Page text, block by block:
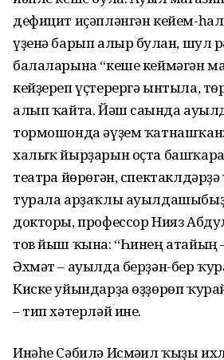
дефицит иҫәпләнгән кейем-
үҙенә барып алыр булған, шул
балаларына “кеше кеймәгән
кейҙе­реп үҫтерергә ынтыла,
алып ҡайта. Йәш са­ғында
тормошонда әүҙем ҡатнашҡан:
халыҡ йырҙарын оҫта
театрға йө­рөгән,
турала арҙаҡлы
докторы, профессор Нияз
тов йыш ҡына: “Һинең ата­йың
Әхмәт – ауылда берҙән-бер
Киске уйындарҙа өҙҙөрөп
– тип хәтерләй ине.
Инәһе Сәбилә Исмәғил ҡыҙы